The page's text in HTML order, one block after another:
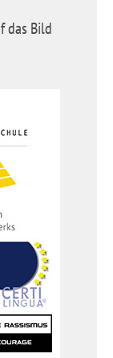
das Bild